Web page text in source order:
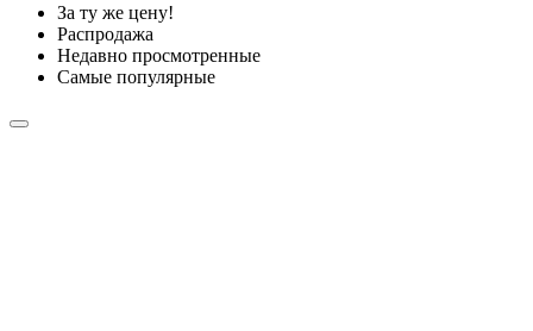
За ту же цену!
Распродажа
Недавно просмотренные
Самые популярные